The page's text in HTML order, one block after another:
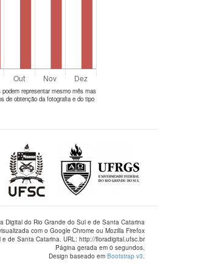
representar mesmo mês mas
de obtenção da fotografia e do tipo
Digital do Rio Grande do Sul e de Santa Catarina
com o Google Chrome ou Mozilla Firefox
de Santa Catarina. URL: http://floradigital.ufsc.br
Página gerada em 0 segundos.
Design baseado em Bootstrap v3.